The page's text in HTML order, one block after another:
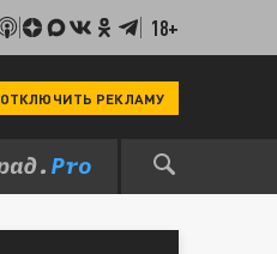
18+
ОТКЛЮЧИТЬ РЕКЛАМУ